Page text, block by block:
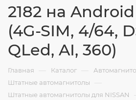
2182 на Android
(4G-SIM, 4/64,
QLed, AI, 360)
Главная — Каталог —
Штатные автомагнитолы —
Штатные автомагнитолы для NISSAN